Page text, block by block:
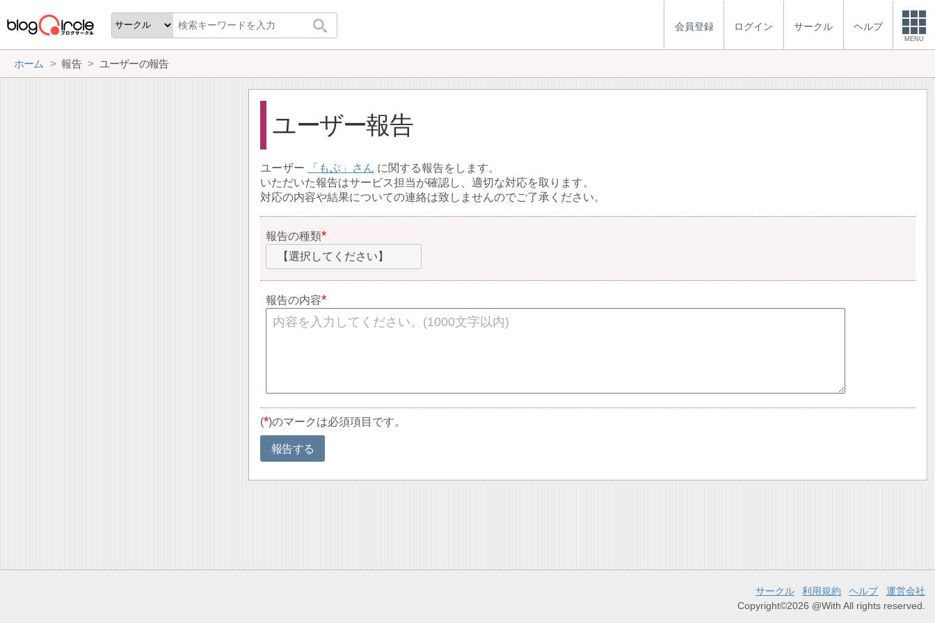
会員登録 ログイン サークル ヘルプ
MENU
ホーム 報告 ユーザーの報告
ユーザー報告
ユーザー もぶ
に関する報告をします。
いただいた報告はサービス担当が確認し、適切な対応を取ります。
対応の内容や結果についての連絡は致しませんのでご了承ください。
報告の種類
【選択してください】
報告の内容
(*)のマークは必須項目です。
報告する
サークル 利用規約 ヘルプ
運営会社
Copyright©2026 @With All rights reserved.